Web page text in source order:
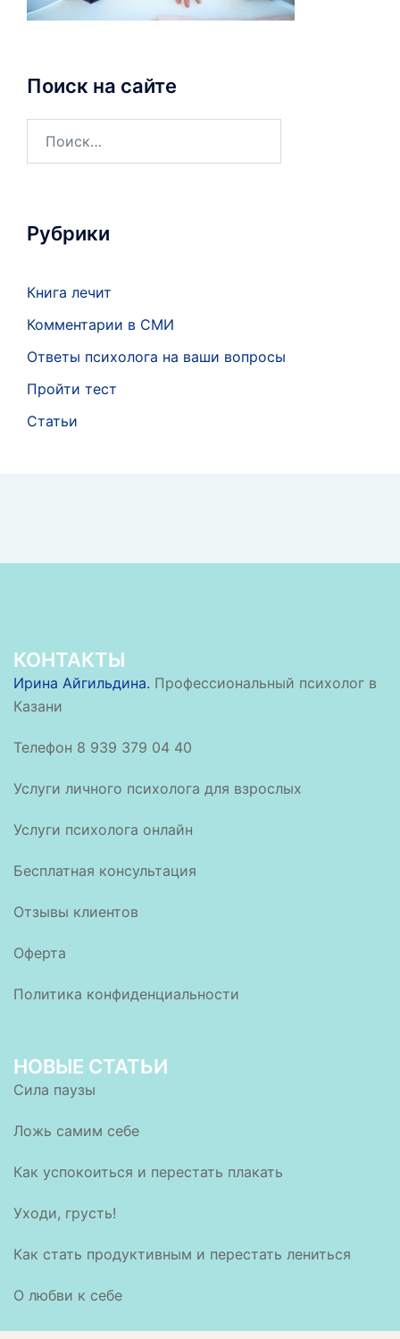
Поиск на сайте
Рубрики
Книга лечит
Комментарии в СМИ
Ответы психолога на ваши вопросы
Пройти тест
Статьи
КОНТАКТЫ
Ирина Айгильдина. Профессиональный психолог в
Казани
Телефон 8 939 379 04 40
Услуги личного психолога для взрослых
Услуги психолога онлайн
Бесплатная консультация
Отзывы клиентов
Оферта
Политика конфиденциальности
НОВЫЕ СТАТЬИ
Сила паузы
Ложь самим себе
Как успокоиться и перестать плакать
Уходи, грусть!
Как стать продуктивным и перестать лениться
О любви к себе